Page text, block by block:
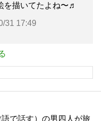
を描いてたよね〜♬
31 17:49
で話す）の男四人が旅